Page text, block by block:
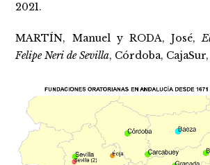
2021.
MARTÍN, Manuel y RODA, José,
Felipe Neri de Sevilla, Córdoba,